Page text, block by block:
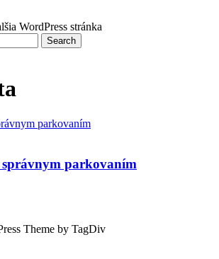
WordPress stránka
parkovaním
Theme by TagDiv